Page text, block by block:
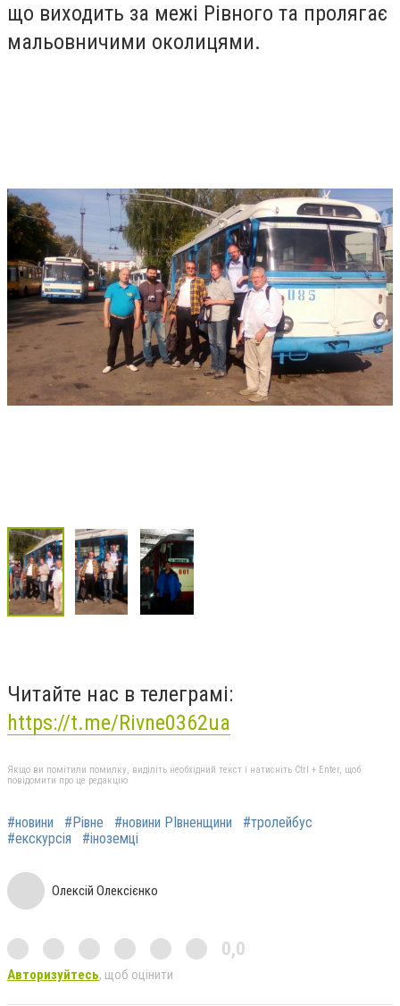
що виходить за межі Рівного та пролягає
мальовничими околицями.
Читайте нас в телеграмі:
https://t.me/Rivne0362ua
Якщо ви помітили помилку, виділіть необхідний текст і натисніть Ctrl + Enter, щоб
повідомити про це редакцію
#новини #Рівне #новини РІвненщини
#тролейбус
#екскурсія
#іноземці
Олексій Олексієнко
0,0
Авторизуйтесь, щоб оцінити